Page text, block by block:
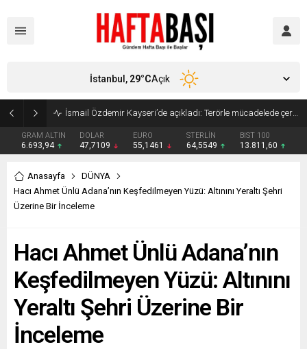
Süleyman Soylu ‘çok korktum’ deyip ilk kez açıkladı: En büyük tehdit dışarısıdır!
GRAM ALTIN
6.693,94
DOLAR
47,7109
EURO
55,1461
STERLİN
64,5549
BIST 100
13.811,60
İstanbul, 29°CAçık
Anasayfa
DÜNYA
Hacı Ahmet Ünlü Adana’nın Keşfedilmeyen Yüzü: Altınını Yeraltı Şehri
Üzerine Bir İnceleme
Hacı Ahmet Ünlü Adana’nın
Keşfedilmeyen Yüzü: Altınını
Yeraltı Şehri Üzerine Bir
İnceleme